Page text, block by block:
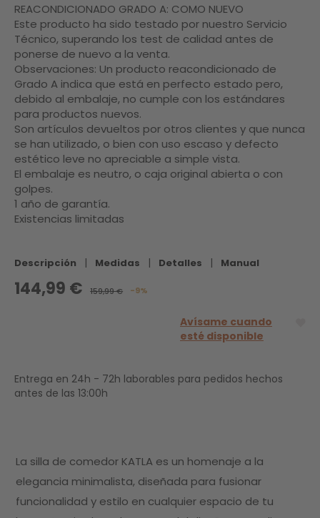
REACONDICIONADO GRADO A: COMO NUEVO
Este producto ha sido testado por nuestro Servicio
Técnico, superando los test de calidad antes de
ponerse de nuevo a la venta.
Observaciones: Un producto reacondicionado de
Grado A indica que está en perfecto estado pero,
debido al embalaje, no cumple con los estándares
para productos nuevos.
Son artículos devueltos por otros clientes y que nunca
se han utilizado, o bien con uso escaso y defecto
estético leve no apreciable a simple vista.
El embalaje es neutro, o caja original abierta o con
golpes.
1 año de garantía.
Existencias limitadas
Descripción | Medidas | Detalles | Manual
144,99 € 159,99 € -9%
Avísame cuando
esté disponible
Entrega en 24h - 72h laborables para pedidos hechos
antes de las 13:00h
La silla de comedor KATLA es un homenaje a la
elegancia minimalista, diseñada para fusionar
funcionalidad y estilo en cualquier espacio de tu